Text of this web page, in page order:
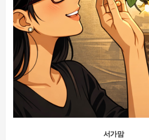
서가맘